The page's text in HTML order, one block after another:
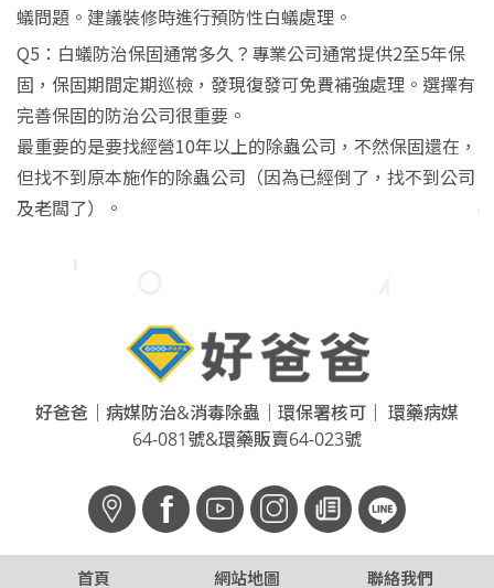
蟻問題。建議裝修時進行預防性白蟻處理。
Q5：白蟻防治保固通常多久？專業公司通常提供2至5年保
固，保固期間定期巡檢，發現復發可免費補強處理。選擇有
完善保固的防治公司很重要。
最重要的是要找經營10年以上的除蟲公司，不然保固還在，
但找不到原本施作的除蟲公司（因為已經倒了，找不到公司
及老闆了）。
好爸爸｜病媒防治&消毒除蟲｜環保署核可｜ 環藥病媒
64-081號&環藥販賣64-023號
f
首頁 網站地圖 聯絡我們